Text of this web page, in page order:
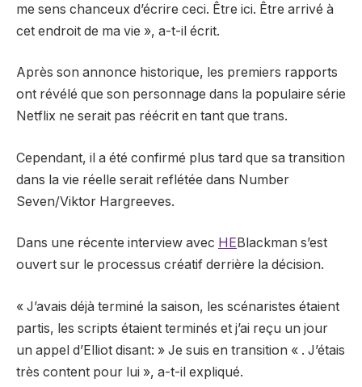
me sens chanceux d’écrire ceci. Être ici. Être arrivé à
cet endroit de ma vie », a-t-il écrit.
Après son annonce historique, les premiers rapports
ont révélé que son personnage dans la populaire série
Netflix ne serait pas réécrit en tant que trans.
Cependant, il a été confirmé plus tard que sa transition
dans la vie réelle serait reflétée dans Number
Seven/Viktor Hargreeves.
Dans une récente interview avec HE Blackman s’est
ouvert sur le processus créatif derrière la décision.
« J’avais déjà terminé la saison, les scénaristes étaient
partis, les scripts étaient terminés et j’ai reçu un jour
un appel d’Elliot disant: » Je suis en transition « . J’étais
très content pour lui », a-t-il expliqué.